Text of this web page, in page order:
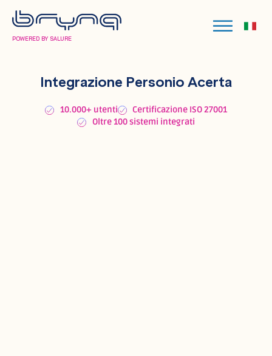
POWERED BY SALURE
Integrazione Personio Acerta
10.000+ utenti
Certificazione ISO 27001
Oltre 100 sistemi integrati